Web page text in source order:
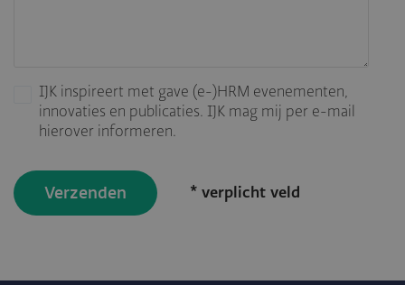
IJK inspireert met gave (e-)HRM evenementen,
innovaties en publicaties. IJK mag mij per e-mail
hierover informeren.
Verzenden * verplicht veld